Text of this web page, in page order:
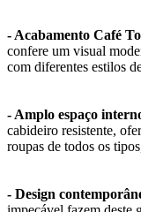
- Acabamento Café
confere um visual
com diferentes estilos
- Amplo espaço
cabideiro resistente,
roupas de todos os
- Design